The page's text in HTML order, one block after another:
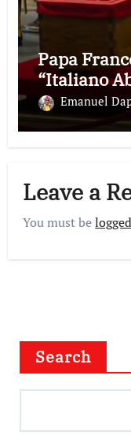
Papa
“Italiano
Emanuel
Leave a
You must be
Search